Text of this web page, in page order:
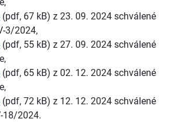
(pdf, 67 kB) z 23. 09. 2024 schválené
3/2024,
(pdf, 55 kB) z 27. 09. 2024 schválené
(pdf, 65 kB) z 02. 12. 2024 schválené
(pdf, 72 kB) z 12. 12. 2024 schválené
18/2024.